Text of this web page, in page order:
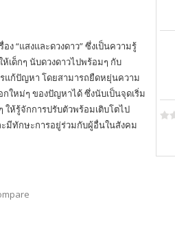
ง “แสงและดวงดาว” ซึ่งเป็นความรู้
เด็กๆ นับดวงดาวไปพร้อมๆ กับ
แก้ปัญหา โดยสามารถยืดหยุ่นความ
ใหม่ๆ ของปัญหาได้ ซึ่งนับเป็นจุดเริ่ม
ห้รู้จักการปรับตัวพร้อมเติบโตไป
มีทักษะการอยู่ร่วมกับผู้อื่นในสังคม